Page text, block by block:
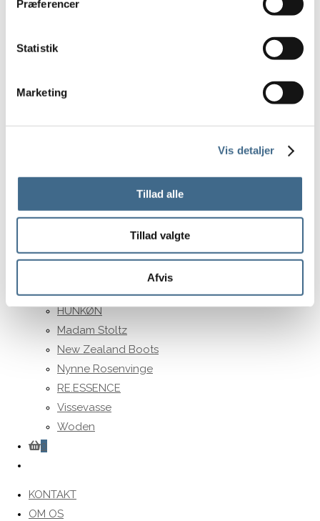
Præferencer
Statistik
Marketing
Vis detaljer
Tillad alle
Tillad valgte
Afvis
Udsalg
Gavekort
Basic Apparel
CARE BY ME
HABIBA
HUNKØN
Madam Stoltz
New Zealand Boots
Nynne Rosenvinge
RE.ESSENCE
Vissevasse
Woden
0
search
KONTAKT
OM OS